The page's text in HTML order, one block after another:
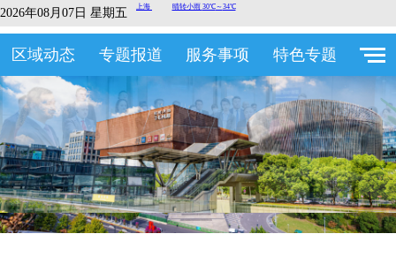
2026年08月07日 星期五
区域动态 专题报道 服务事项 特色专题